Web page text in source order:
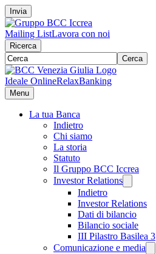
Invia
Mailing ListLavora con noi
Ricerca
Cerca
Ideale OnlineRelaxBanking
Menu
La tua Banca
Indietro
Chi siamo
La storia
Statuto
Il Gruppo BCC Iccrea
Investor Relations
Indietro
Investor Relations
Dati di bilancio
Bilancio sociale
III Pilastro Basilea 3
Comunicazione e media